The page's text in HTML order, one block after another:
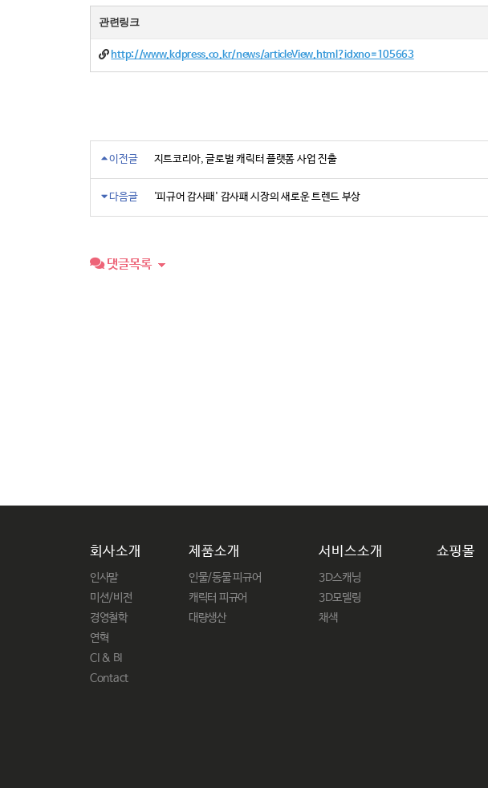
관련링크
http://www.kdpress.co.kr/news/articleView.html?idxno=105663
이전글 지트코리아, 글로벌 캐릭터 플랫폼 사업 진출
다음글 '피규어 감사패' 감사패 시장의 새로운 트렌드 부상
댓글목록
회사소개
인사말
미션/비전
경영철학
연혁
CI & BI
Contact
제품소개
인물/동물 피규어
캐릭터 피규어
대량생산
서비스소개
3D스캐닝
3D모델링
채색
쇼핑몰